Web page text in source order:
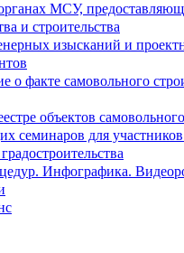
МСУ,
и строительства
изысканий и
о факте самовольного
объектов
семинаров для участников
Инфографика.